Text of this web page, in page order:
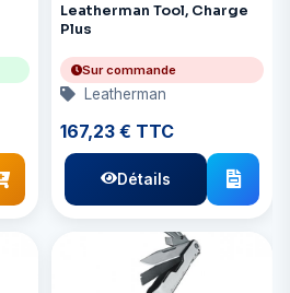
Leatherman Tool, Charge
Plus
Sur commande
Leatherman
167,23 € TTC
Détails